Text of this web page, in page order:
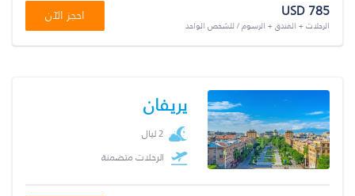
USD 785
الرحلات + الفندق + الرسوم / للشخص الواحد
احجز الآن
يريفان
2 ليال
الرحلات متضمنة